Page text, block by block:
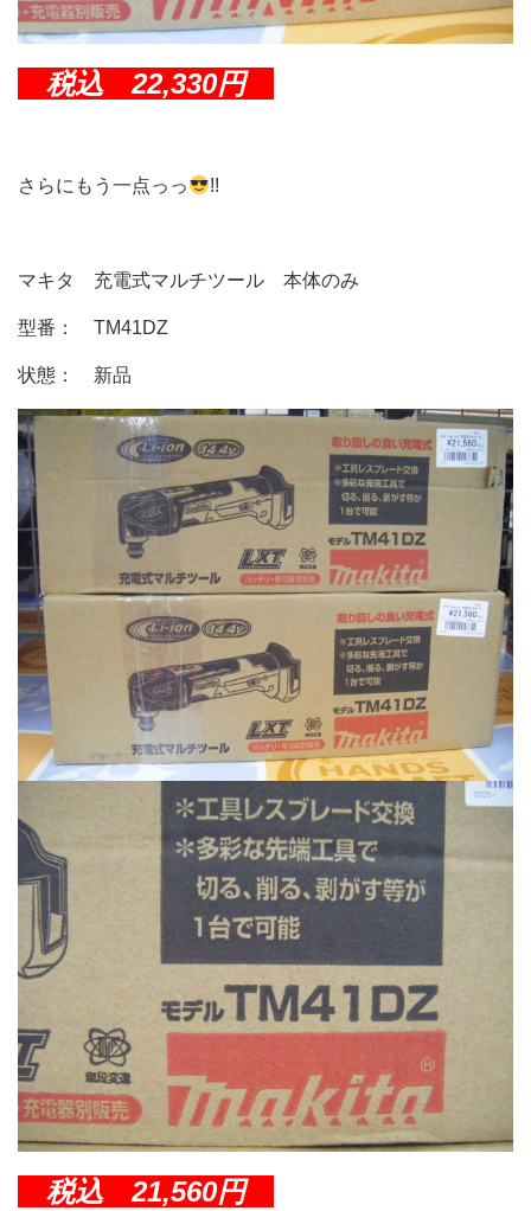
税込 22,330円
さらにもう一点っっ !!
マキタ 充電式マルチツール 本体のみ
型番： TM41DZ
状態： 新品
税込 21,560円